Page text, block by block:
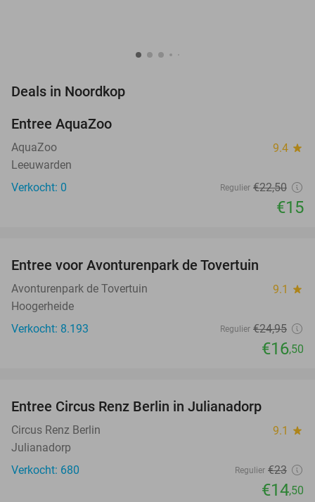
Deals in Noordkop
TODAY
Entree AquaZoo
AquaZoo 9.4 star
Leeuwarden
Verkocht: 0
Regulier €22,50
€15
TODAY
Entree voor Avonturenpark de Tovertuin
Avonturenpark de Tovertuin 9.1 star
Hoogerheide
Verkocht: 8.193
Regulier €24,95
€16,50
Entree Circus Renz Berlin in Julianadorp
Circus Renz Berlin 9.1 star
Julianadorp
Verkocht: 680
Regulier €23
€14,50